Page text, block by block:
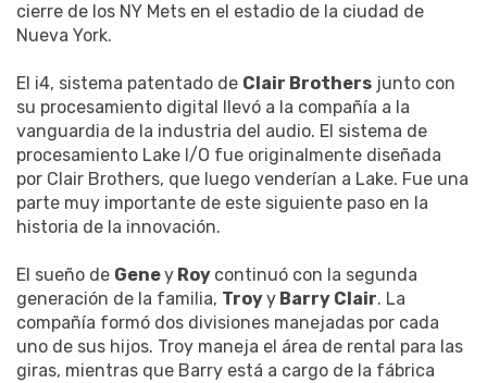
cierre de los NY Mets en el estadio de la ciudad de
Nueva York.
El i4, sistema patentado de Clair Brothers junto con
su procesamiento digital llevó a la compañía a la
vanguardia de la industria del audio. El sistema de
procesamiento Lake I/O fue originalmente diseñada
por Clair Brothers, que luego venderían a Lake. Fue una
parte muy importante de este siguiente paso en la
historia de la innovación.
El sueño de Geney Roy continuó con la segunda
generación de la familia, Troyy Barry Clair. La
compañía formó dos divisiones manejadas por cada
uno de sus hijos. Troy maneja el área de rental para las
giras, mientras que Barry está a cargo de la fábrica